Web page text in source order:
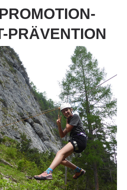
PROMOTION-
PRÄVENTION